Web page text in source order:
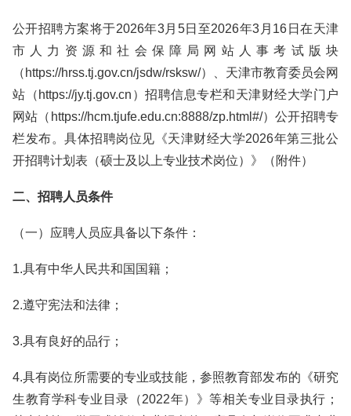
公开招聘方案将于2026年3月5日至2026年3月16日在天津
市人力资源和社会保障局网站人事考试版块
（https://hrss.tj.gov.cn/jsdw/rsksw/）、天津市教育委员会网
站（https://jy.tj.gov.cn）招聘信息专栏和天津财经大学门户
网站（https://hcm.tjufe.edu.cn:8888/zp.html#/）公开招聘专
栏发布。具体招聘岗位见《天津财经大学2026年第三批公
开招聘计划表（硕士及以上专业技术岗位）》（附件）
二、招聘人员条件
（一）应聘人员应具备以下条件：
1.具有中华人民共和国国籍；
2.遵守宪法和法律；
3.具有良好的品行；
4.具有岗位所需要的专业或技能，参照教育部发布的《研究
生教育学科专业目录（2022年）》等相关专业目录执行；